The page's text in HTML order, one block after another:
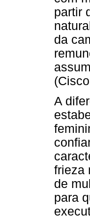
partir
da
A
frieza
de
para